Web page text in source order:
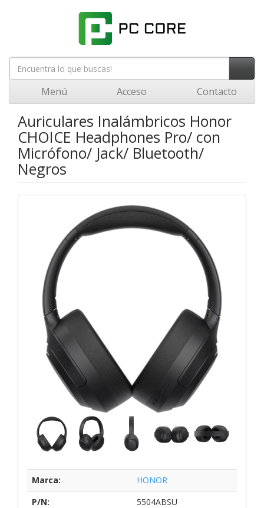
Menú Acceso Contacto
Auriculares Inalámbricos Honor
CHOICE Headphones Pro/ con
Micrófono/ Jack/ Bluetooth/
Negros
Marca:
HONOR
P/N:
5504ABSU